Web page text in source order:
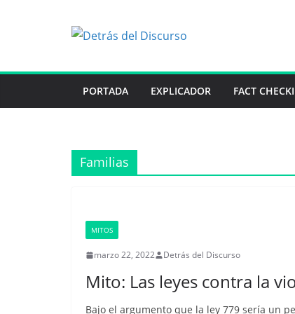
PORTADA EXPLICADOR FACT
Familias
MITOS
marzo 22, 2022 Detrás del Discurso
Mito: Las leyes contra la
Bajo el argumento que la ley 779 sería un